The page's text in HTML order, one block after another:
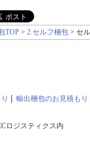
TOP > 2.セルフ梱包 > セ
輸出梱包のお見積もり
ロジスティクス内